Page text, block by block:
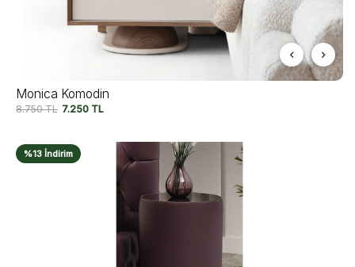
Monica Komodin
8.750TL 7.250 TL
%13 İndirim